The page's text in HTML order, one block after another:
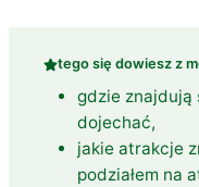
tego się dowiesz z
gdzie znajdują
dojechać,
jakie atrakcje
podziałem na